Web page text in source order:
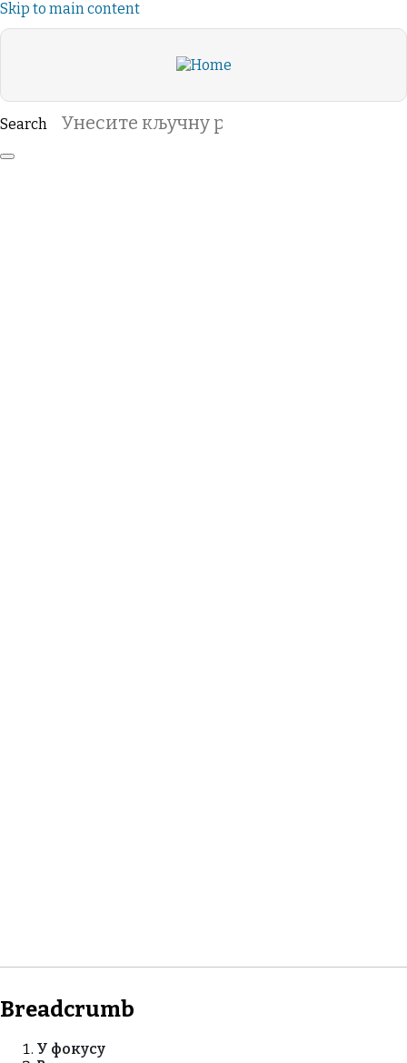
Skip to main content
Search
Breadcrumb
У фокусу